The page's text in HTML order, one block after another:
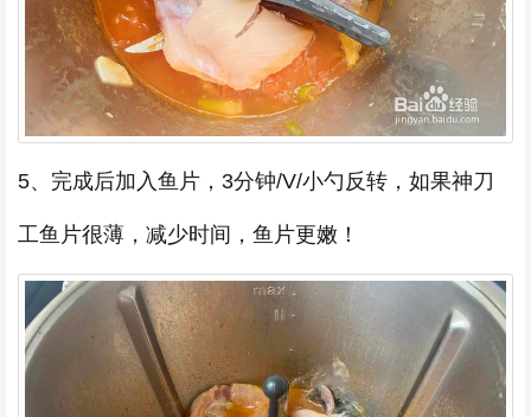
5、完成后加入鱼片，3分钟/V/小勺反转，如果神刀
工鱼片很薄，减少时间，鱼片更嫩！